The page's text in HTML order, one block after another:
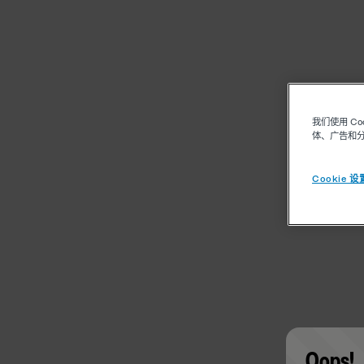
我们使用
体、广告和
Cookie 设